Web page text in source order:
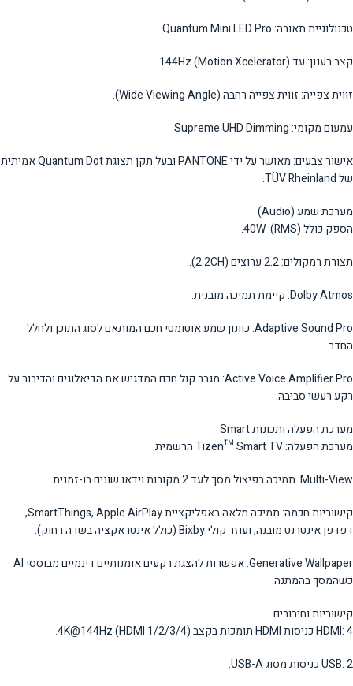
טכנולוגיית תאורה: Quantum Mini LED Pro.
קצב רענון: עד 144Hz (Motion Xcelerator).
זווית צפייה: זווית צפייה רחבה (Wide Viewing Angle).
עמעום מקומי: Supreme UHD Dimming.
אישור צבעים: מאושר על ידי PANTONE ובעל תקן תצוגת Quantum Dot אמיתית
של TÜV Rheinland.
מערכת שמע (Audio)
הספק כולל (RMS): 40W.
תצורת רמקולים: 2.2 ערוצים (2.2CH).
Dolby Atmos: קיימת תמיכה מובנית.
Adaptive Sound Pro: כוונון שמע אוטומטי חכם המותאם לסוג התוכן ולחלל
החדר.
Active Voice Amplifier Pro: מגבר קול חכם המדגיש את הדיאלוגים והדיבור על
רקע רעשי סביבה.
מערכת הפעלה ותכונות Smart
מערכת הפעלה: Tizen™ Smart TV הרשמית.
Multi-View: תמיכה בפיצול מסך לעד 2 מקורות וידאו שונים בו-זמנית.
קישוריות חכמה: תמיכה מלאה באפליקציית SmartThings, Apple AirPlay,
דפדפן אינטרנט מובנה, ועוזר קולי Bixby (כולל אינטראקציה בשדה רחוק).
Generative Wallpaper: אפשרות להצגת רקעים אומנותיים דינמיים מבוססי AI
כשהמסך בהמתנה.
קישוריות וחיבורים
HDMI: 4 כניסות HDMI תומכות בקצב 4K@144Hz (HDMI 1/2/3/4).
USB: 2 כניסות מסוג USB-A.